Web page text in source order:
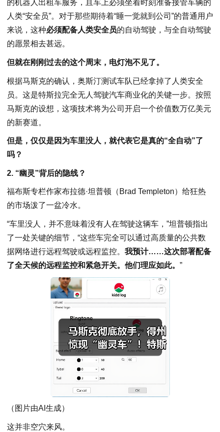
的机器人出租车服务，且车上必须坐着时刻准备接管车辆的
人类“安全员”。对于那些期待着“睡一觉就到公司”的普通用户
来说，这种必须配备人类安全员的自动驾驶，与全自动驾驶
的愿景相去甚远。
但就在刚刚过去的这个周末，电灯泡不见了。
根据马斯克的确认，奥斯汀测试车队已经拿掉了人类安全
员。这是特斯拉完全无人驾驶汽车商业化的关键一步。按照
马斯克的设想，这项技术将为公司开启一个价值数万亿美元
的新赛道。
但是，仅仅是因为车里没人，就代表它是真的“全自动”了
吗？
2. “幽灵”背后的隐线？
福布斯专栏作家布拉德·坦普顿（Brad Templeton）给狂热
的市场泼了一盆冷水。
“车里没人，并不意味着没有人在驾驶这辆车，”坦普顿指出
了一处关键的细节，“这些车完全可以通过高质量的公共数
据网络进行远程驾驶或远程监控。 我预计……这次部署配备
了全天候的远程监控和紧急开关。他们理应如此。 ”
（图片由AI生成）
这并非空穴来风。